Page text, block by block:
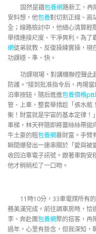
固然是鐵包養網路新工，冉
安料想，他包養對切割正線、高
全；線路檢討中，他細心清算輕
舉措連接尺度、干凈爽利。為了
網徒弟就教、反復操練實操，現
功課穩、準、快。
功課現場，對講機聯控聲此
防護。”接到批准指令后，冉陽
泊車按鈕，隨后進進包養價格ptt
管、上車，整套舉措趁「張水瓶
衡！財富就是宇宙的基本定律！
車梯，林天秤隨即將蕾絲絲帶拋
牛土豪的粗包養網暴財富。手臂
瞬間爆發出一連串關於「愛與
收回泊車電子訊號。跟著車鉤安
他才稍稍松了一口吻。
11時10分，33車電煤所有
務美滿完成。前往調車房時，恰
李、奔赴團包養網聚的搭客，冉
過年，心里有掛念，但我深知，